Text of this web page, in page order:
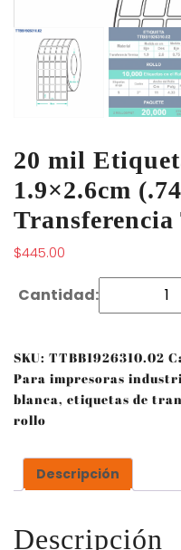
20 mil
1.9×2.6cm
Transferencia
$445.00
SKU: TTBB1926310.02
Para impresoras
blanca, etiquetas de
rollo
Descripción
Descripción